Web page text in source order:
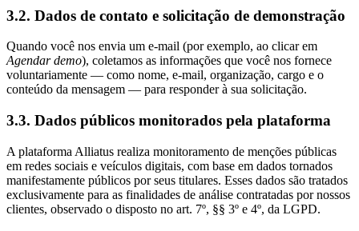
3.2. Dados de contato e solicitação de demonstração
Quando você nos envia um e-mail (por exemplo, ao clicar em
Agendar demo), coletamos as informações que você nos fornece
voluntariamente — como nome, e-mail, organização, cargo e o
conteúdo da mensagem — para responder à sua solicitação.
3.3. Dados públicos monitorados pela plataforma
A plataforma Alliatus realiza monitoramento de menções públicas
em redes sociais e veículos digitais, com base em dados tornados
manifestamente públicos por seus titulares. Esses dados são tratados
exclusivamente para as finalidades de análise contratadas por nossos
clientes, observado o disposto no art. 7º, §§ 3º e 4º, da LGPD.